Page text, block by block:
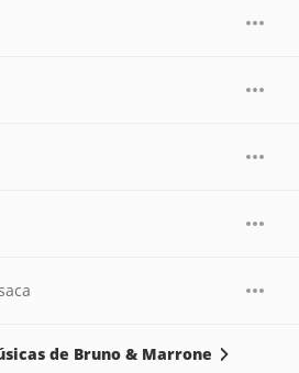
de Bruno & Marrone